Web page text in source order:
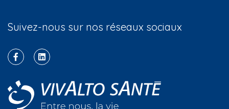
Suivez-nous sur nos réseaux sociaux